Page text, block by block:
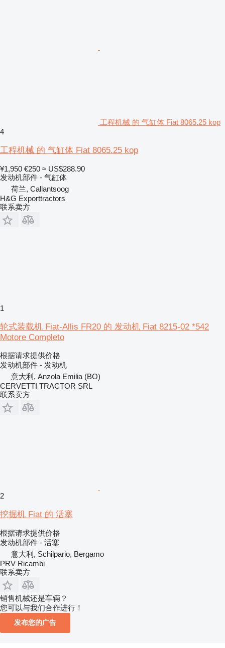
工程机械 的 气缸体 Fiat 8065.25 kop
4
工程机械 的 气缸体 Fiat 8065.25 kop
¥1,950 €250 ≈ US$288.90
发动机部件 - 气缸体
荷兰, Callantsoog
H&G Exporttractors
联系卖方
1
轮式装载机 Fiat-Allis FR20 的 发动机 Fiat 8215-02 *542
Motore Completo
根据请求提供价格
发动机部件 - 发动机
意大利, Anzola Emilia (BO)
CERVETTI TRACTOR SRL
联系卖方
2
挖掘机 Fiat 的 活塞
根据请求提供价格
发动机部件 - 活塞
意大利, Schilpario, Bergamo
PRV Ricambi
联系卖方
销售机械还是车辆？
您可以与我们合作进行！
发布您的广告